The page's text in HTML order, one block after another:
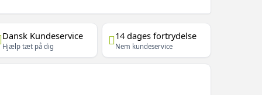
Dansk Kundeservice
Hjælp tæt på dig
14 dages fortrydelse
Nem kundeservice